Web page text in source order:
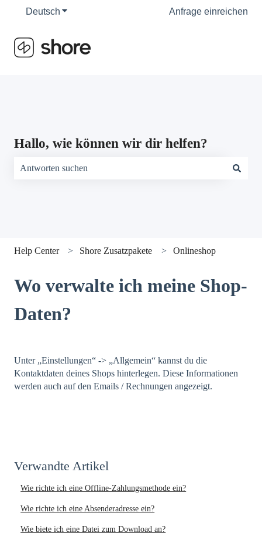
Deutsch Untermenü für Übersetzungen anzeigen
Anfrage einreichen
Hallo, wie können wir dir helfen?
Help Center Shore Zusatzpakete Onlineshop
Wo verwalte ich meine Shop-
Daten?
Unter „Einstellungen“ -> „Allgemein“ kannst du die
Kontaktdaten deines Shops hinterlegen. Diese Informationen
werden auch auf den Emails / Rechnungen angezeigt.
Verwandte Artikel
Wie richte ich eine Offline-Zahlungsmethode ein?
Wie richte ich eine Absenderadresse ein?
Wie biete ich eine Datei zum Download an?